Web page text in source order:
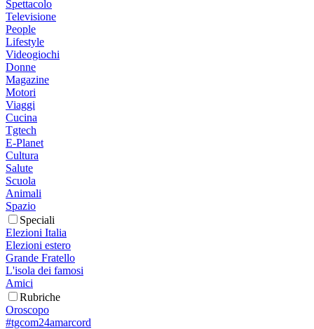
Spettacolo
Televisione
People
Lifestyle
Videogiochi
Donne
Magazine
Motori
Viaggi
Cucina
Tgtech
E-Planet
Cultura
Salute
Scuola
Animali
Spazio
Speciali
Elezioni Italia
Elezioni estero
Grande Fratello
L'isola dei famosi
Amici
Rubriche
Oroscopo
#tgcom24amarcord